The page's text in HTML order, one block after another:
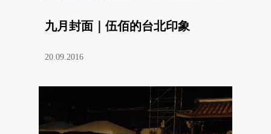
九月封面｜伍佰的台北印象
20.09.2016